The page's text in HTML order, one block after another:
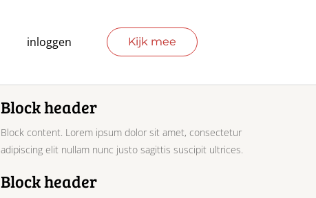
inloggen Kijk mee
Block header
Block content. Lorem ipsum dolor sit amet, consectetur
adipiscing elit nullam nunc justo sagittis suscipit ultrices.
Block header